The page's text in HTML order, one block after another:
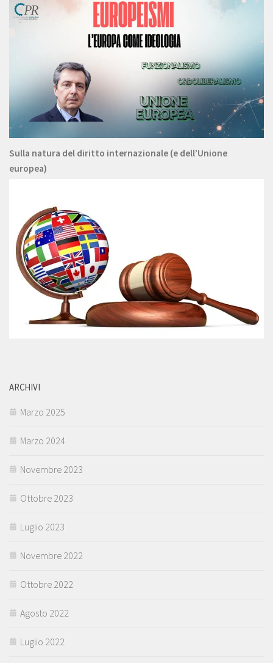
Sulla natura del diritto internazionale (e dell’Unione
europea)
ARCHIVI
Marzo 2025
Marzo 2024
Novembre 2023
Ottobre 2023
Luglio 2023
Novembre 2022
Ottobre 2022
Agosto 2022
Luglio 2022